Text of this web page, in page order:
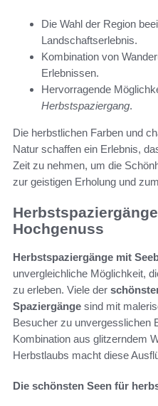
Die Wahl der Region
Landschaftserlebnis.
Kombination von
Erlebnissen.
Hervorragende
Herbstspaziergang.
Die herbstlichen Farben und
Natur schaffen ein Erlebnis,
Zeit zu nehmen, um die
zur geistigen Erholung und
Hochgenuss
Herbstspaziergänge mit
unvergleichliche Möglichkeit,
zu erleben. Viele der
Spaziergänge sind mit
Besucher zu unvergesslichen
Kombination aus glitzerndem
Herbstlaubs macht diese
Die schönsten Seen für